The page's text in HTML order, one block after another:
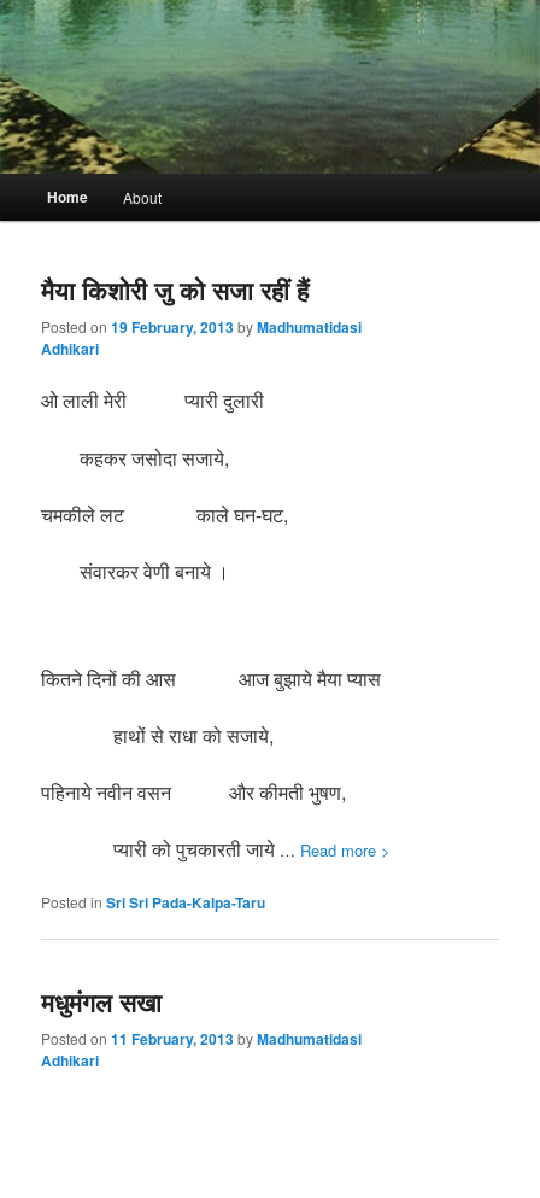
Home About
मैया किशोरी जु को सजा रहीं हैं
Posted on19 February, 2013byMadhumatidasi
Adhikari
ओ लाली मेरी प्यारी दुलारी
कहकर जसोदा सजाये,
चमकीले लट काले घन-घट,
संवारकर वेणी बनाये ।
कितने दिनों की आस आज बुझाये मैया प्यास
हाथों से राधा को सजाये,
पहिनाये नवीन वसन और कीमती भुषण,
प्यारी को पुचकारती जाये … Read more >
Posted in Sri Sri Pada-Kalpa-Taru
मधुमंगल सखा
Posted on11 February, 2013byMadhumatidasi
Adhikari